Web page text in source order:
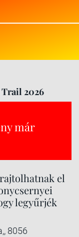
Trail 2026
már
el
legyűrjék
8056